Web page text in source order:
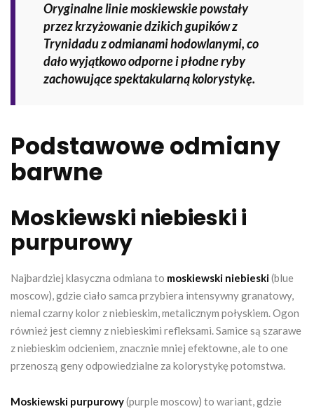
Oryginalne linie moskiewskie powstały
przez krzyżowanie dzikich gupików z
Trynidadu z odmianami hodowlanymi, co
dało wyjątkowo odporne i płodne ryby
zachowujące spektakularną kolorystykę.
Podstawowe odmiany
barwne
Moskiewski niebieski i
purpurowy
Najbardziej klasyczna odmiana to moskiewski niebieski(blue
moscow), gdzie ciało samca przybiera intensywny granatowy,
niemal czarny kolor z niebieskim, metalicznym połyskiem. Ogon
również jest ciemny z niebieskimi refleksami. Samice są szarawe
z niebieskim odcieniem, znacznie mniej efektowne, ale to one
przenoszą geny odpowiedzialne za kolorystykę potomstwa.
Moskiewski purpurowy(purple moscow) to wariant, gdzie